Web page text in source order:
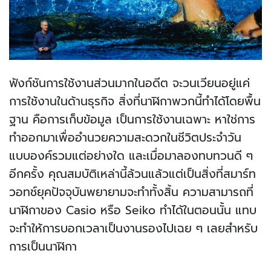
ฟังก์ชันการใช้งานส่วนมากในอดีต จะวนเวียนอยู่แค่
การใช้งานในด้านธุรกิจ สิ่งที่นาฬิกาพวกนี้ทำได้โดยพื้น
ฐาน คือการเก็บข้อมูล เป็นการใช้งานเฉพาะ หาใช่การ
ทำออกมาเพื่ออำนวยความสะดวกในชีวิตประจำวัน
แบบองค์รวมแต่อย่างใด และเมื่อมาลองทบทวนดี ๆ
อีกครั้ง คุณสมบัติเหล่านี้ล้วนแล้วแต่เป็นสิ่งที่สมาร์ท
วอทช์ยุคปัจจุบันพยายามจะทำทั้งสิ้น ความสามารถที่
นาฬิกาของ Casio หรือ Seiko ทำได้ในตอนนั้น แทบ
จะทำให้การบอกเวลาเป็นงานรองไปเฉย ๆ เลยสำหรับ
การเป็นนาฬิกา